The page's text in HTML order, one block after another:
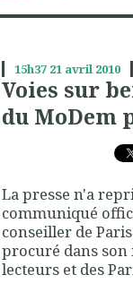
15h37 21 avril 2010
Voies sur
du MoDem
La presse n'a
communiqué
conseiller de
procuré dans
lecteurs et des